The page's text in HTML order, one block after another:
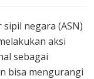
negara (ASN)
aksi
sebagai
bisa mengurangi